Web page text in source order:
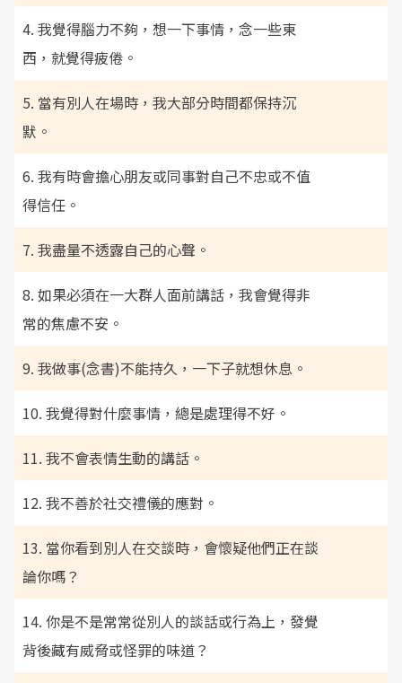
4. 我覺得腦力不夠，想一下事情，念一些東
西，就覺得疲倦。
5. 當有別人在場時，我大部分時間都保持沉
默。
6. 我有時會擔心朋友或同事對自己不忠或不值
得信任。
7. 我盡量不透露自己的心聲。
8. 如果必須在一大群人面前講話，我會覺得非
常的焦慮不安。
9. 我做事(念書)不能持久，一下子就想休息。
10. 我覺得對什麼事情，總是處理得不好。
11. 我不會表情生動的講話。
12. 我不善於社交禮儀的應對。
13. 當你看到別人在交談時，會懷疑他們正在談
論你嗎？
14. 你是不是常常從別人的談話或行為上，發覺
背後藏有威脅或怪罪的味道？